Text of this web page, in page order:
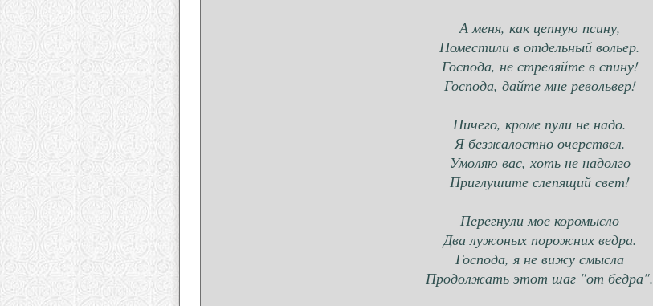
А меня, как цепную псину,
Поместили в отдельный вольер.
Господа, не стреляйте в спину!
Господа, дайте мне револьвер!
Ничего, кроме пули не надо.
Я безжалостно очерствел.
Умоляю вас, хоть не надолго
Приглушите слепящий свет!
Перегнули мое коромысло
Два лужоных порожних ведра.
Господа, я не вижу смысла
Продолжать этот шаг "от бедра".